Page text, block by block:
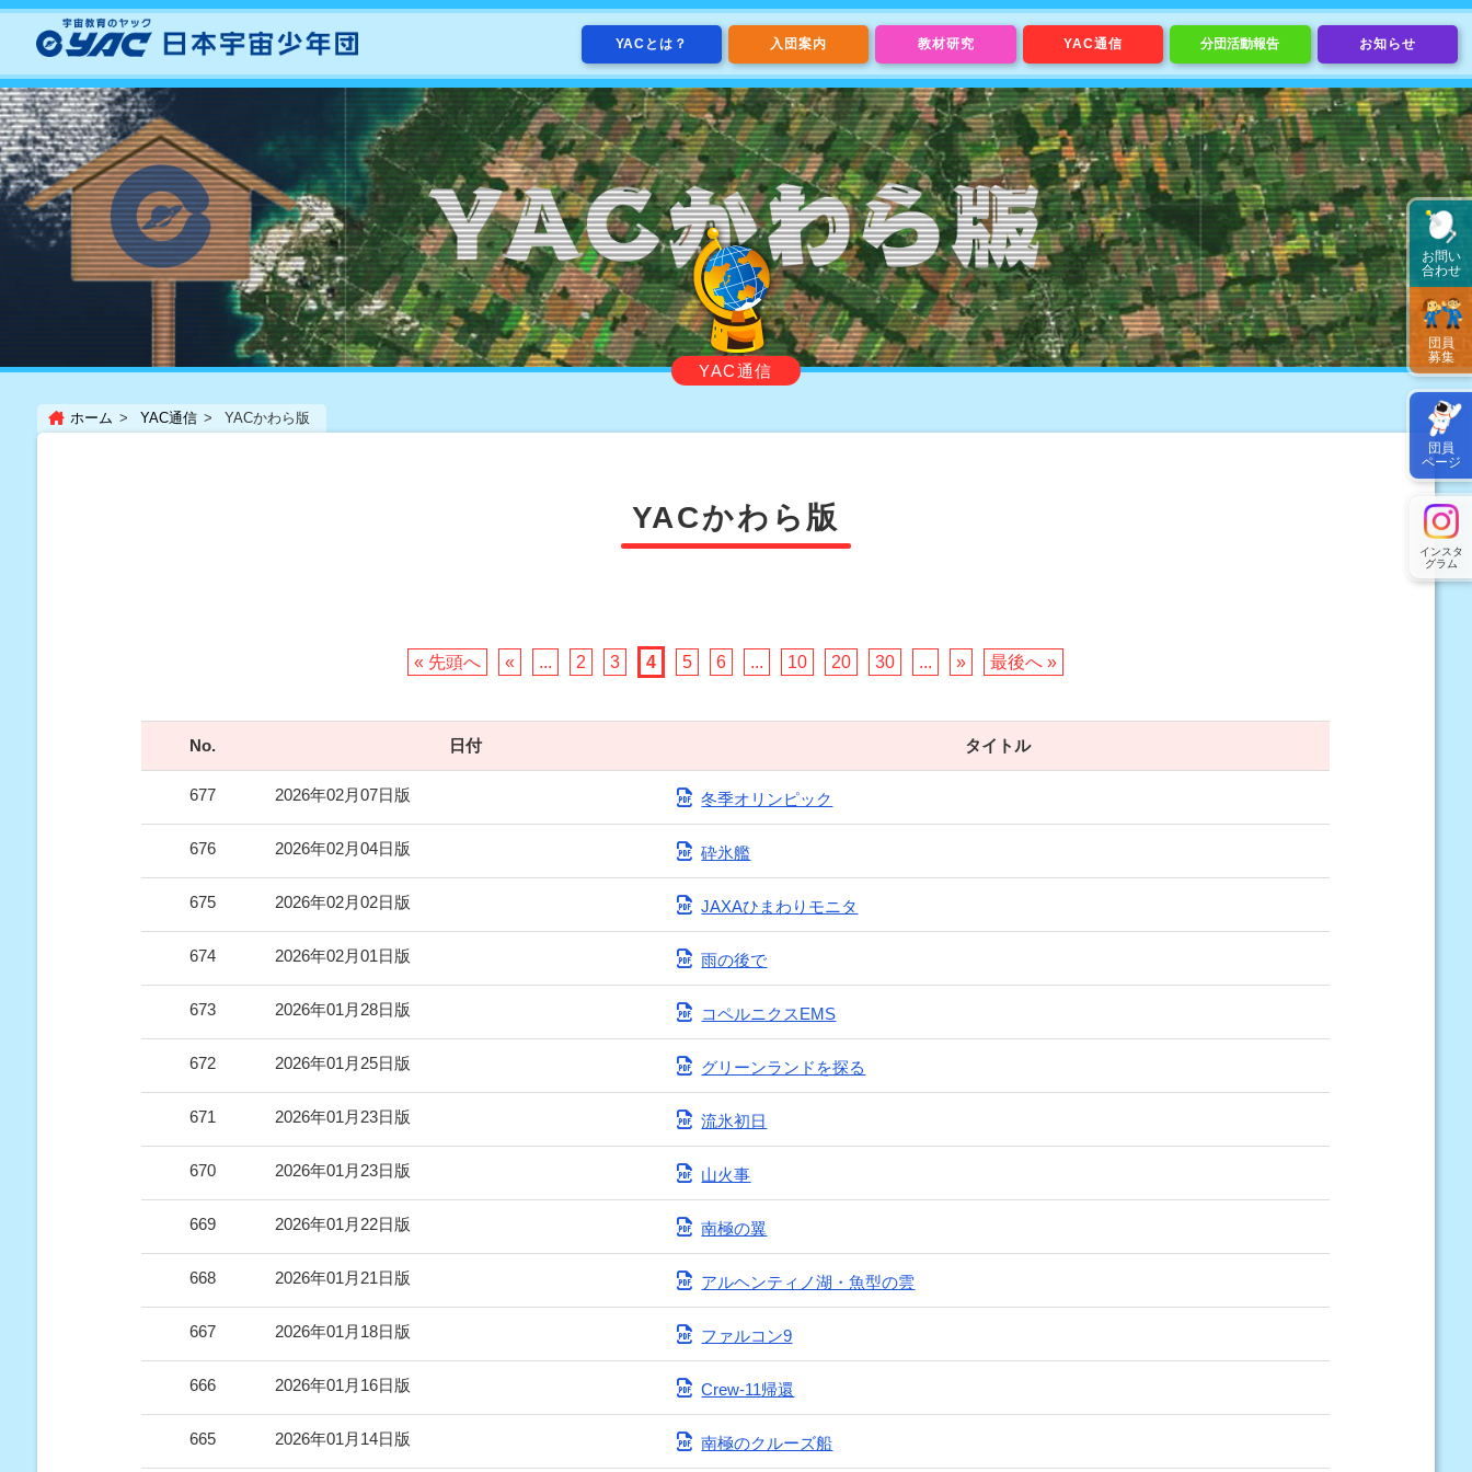
YACとは？ 入団案内 教材研究 YAC通信 分団活動報告 お知らせ
お問い
合わせ
団員
募集
団員
ページ
インスタ
グラム
YAC通信
ホーム YAC通信 YACかわら版
YACかわら版
« 先頭へ « ... 2 3 4 5 6 ... 10 20 30 ... » 最後へ »
No. 日付 タイトル
677 2026年02月07日版 冬季オリンピック
676 2026年02月04日版 砕氷艦
675 2026年02月02日版 JAXAひまわりモニタ
674 2026年02月01日版 雨の後で
673 2026年01月28日版 コペルニクスEMS
672 2026年01月25日版 グリーンランドを探る
671 2026年01月23日版 流氷初日
670 2026年01月23日版 山火事
669 2026年01月22日版 南極の翼
668 2026年01月21日版 アルヘンティノ湖・魚型の雲
667 2026年01月18日版 ファルコン9
666 2026年01月16日版 Crew-11帰還
665 2026年01月14日版 南極のクルーズ船